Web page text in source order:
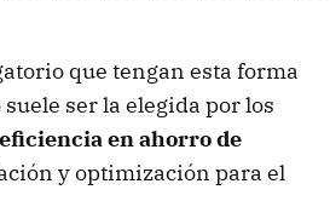
que tengan esta forma
ser la elegida por los
eficiencia en ahorro de
y optimización para el